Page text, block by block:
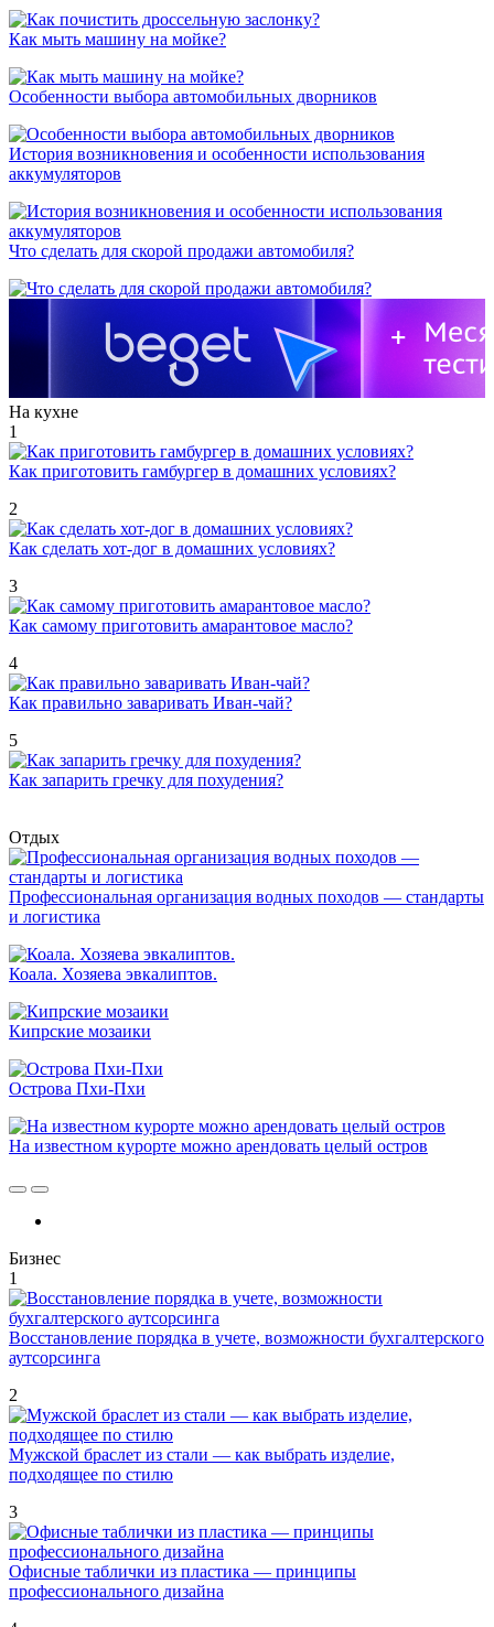
Как мыть машину на мойке?
Особенности выбора автомобильных дворников
История возникновения и особенности использования
аккумуляторов
Что сделать для скорой продажи автомобиля?
На кухне
1
Как приготовить гамбургер в домашних условиях?
2
Как сделать хот-дог в домашних условиях?
3
Как самому приготовить амарантовое масло?
4
Как правильно заваривать Иван-чай?
5
Как запарить гречку для похудения?
Отдых
Профессиональная организация водных походов — стандарты
и логистика
Коала. Хозяева эвкалиптов.
Кипрские мозаики
Острова Пхи-Пхи
На известном курорте можно арендовать целый остров
Бизнес
1
Восстановление порядка в учете, возможности бухгалтерского
аутсорсинга
2
Мужской браслет из стали — как выбрать изделие,
подходящее по стилю
3
Офисные таблички из пластика — принципы
профессионального дизайна